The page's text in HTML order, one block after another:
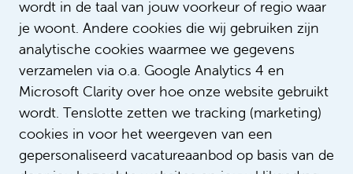
wordt in de taal van jouw voorkeur of regio waar
je woont. Andere cookies die wij gebruiken zijn
analytische cookies waarmee we gegevens
verzamelen via o.a. Google Analytics 4 en
Microsoft Clarity over hoe onze website gebruikt
wordt. Tenslotte zetten we tracking (marketing)
cookies in voor het weergeven van een
gepersonaliseerd vacatureaanbod op basis van de